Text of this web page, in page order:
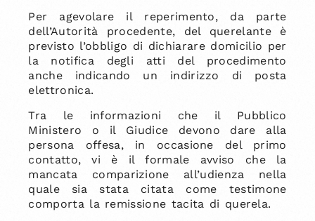
Per agevolare il reperimento, da parte
dell’Autorità procedente, del querelante è
previsto l’obbligo di dichiarare domicilio per
la notifica degli atti del procedimento
anche indicando un indirizzo di posta
elettronica.
Tra le informazioni che il Pubblico
Ministero o il Giudice devono dare alla
persona offesa, in occasione del primo
contatto, vi è il formale avviso che la
mancata comparizione all’udienza nella
quale sia stata citata come testimone
comporta la remissione tacita di querela.